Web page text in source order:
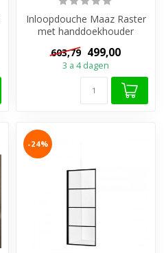
Inloopdouche Maaz Raster
met handdoekhouder
100x200cm Mat Zwart 10
mm veiligheid...
603,79 499,00
3 a 4 dagen
-24%